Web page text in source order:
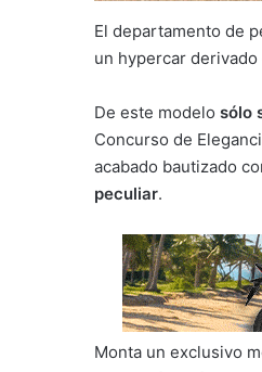
El departamento de
un hypercar
De este modelo sólo
Concurso de
acabado bautizado
peculiar.
Monta un exclusivo